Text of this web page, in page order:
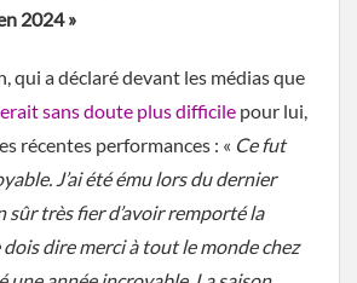
2024 »
qui a déclaré devant les médias que
sans doute plus difficile pour lui,
récentes performances : « Ce fut
J’ai été ému lors du dernier
sûr très fier d’avoir remporté la
dois dire merci à tout le monde chez